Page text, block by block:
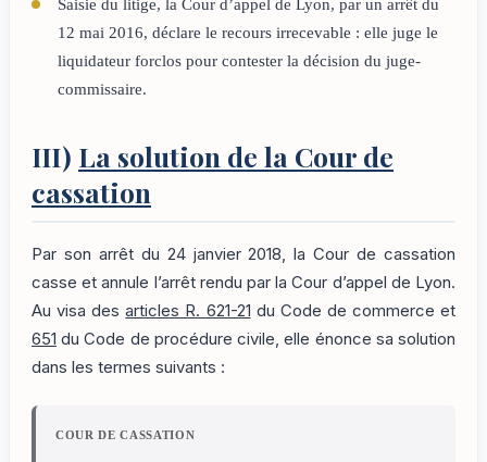
Saisie du litige, la Cour d’appel de Lyon, par un arrêt du
12 mai 2016, déclare le recours irrecevable : elle juge le
liquidateur forclos pour contester la décision du juge-
commissaire.
III) La solution de la Cour de
cassation
Par son arrêt du 24 janvier 2018, la Cour de cassation
casse et annule l’arrêt rendu par la Cour d’appel de Lyon.
Au visa desarticles R. 621-21 du Code de commerce et
651 du Code de procédure civile, elle énonce sa solution
dans les termes suivants :
COUR DE CASSATION